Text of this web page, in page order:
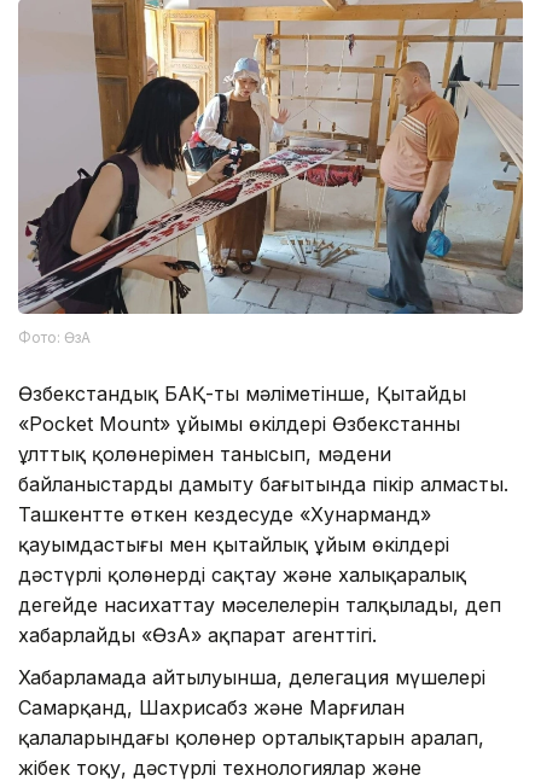
Фото: ӨзА
Өзбекстандық БАҚ-тың мәліметінше, Қытайдың
«Pocket Mount» ұйымы өкілдері Өзбекстанның
ұлттық қолөнерімен танысып, мәдени
байланыстарды дамыту бағытында пікір алмасты.
Ташкентте өткен кездесуде «Хунарманд»
қауымдастығы мен қытайлық ұйым өкілдері
дәстүрлі қолөнерді сақтау және халықаралық
деңгейде насихаттау мәселелерін талқылады, деп
хабарлайды «ӨзА» ақпарат агенттігі.
Хабарламада айтылуынша, делегация мүшелері
Самарқанд, Шахрисабз және Марғилан
қалаларындағы қолөнер орталықтарын аралап,
жібек тоқу, дәстүрлі технологиялар және